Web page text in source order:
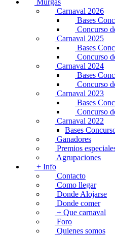
Murgas
Carnaval 2026
Bases
Concurso
Carnaval 2025
Bases
Concurso
Carnaval 2024
Bases
Concurso
Carnaval 2023
Bases
Concurso
Carnaval 2022
Bases
Ganadores
Premios
Agrupaciones
+ Info
Contacto
Como llegar
Donde Alojarse
Donde comer
+ Que carnaval
Foro
Quienes somos